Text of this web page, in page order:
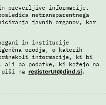
preverljive informacije.
netransparentnega
javnih organov, kar
organi in institucije
orodja, o katerih
informacije, ki bi
pa podatke, ki kažejo na
piši na registerUI@djnd.si.